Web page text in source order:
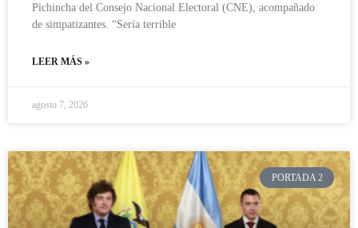
Pichincha del Consejo Nacional Electoral (CNE), acompañado
de simpatizantes. “Sería terrible
LEER MÁS »
agosto 7, 2026
PORTADA 2